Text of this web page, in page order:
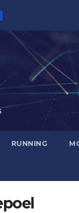
RUNNING